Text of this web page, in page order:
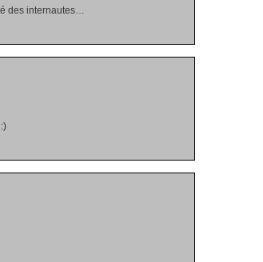
des internautes…